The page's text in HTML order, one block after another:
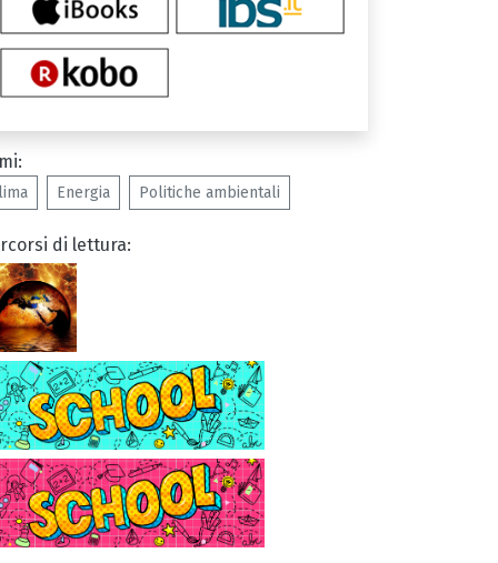
Energia Politiche ambientali
di lettura: